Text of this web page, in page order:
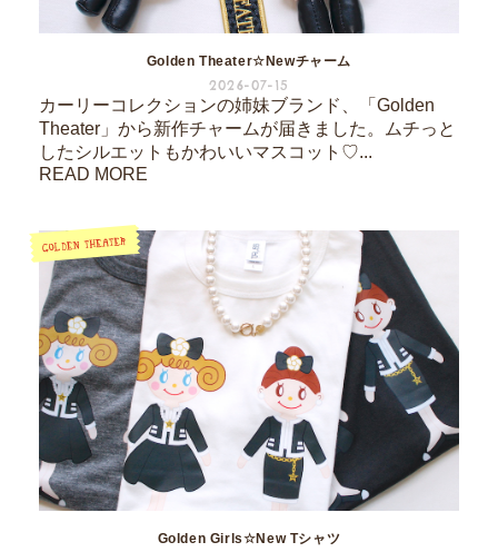
Golden Theater☆Newチャーム
2026-07-15
カーリーコレクションの姉妹ブランド、「Golden
Theater」から新作チャームが届きました。ムチっと
したシルエットもかわいいマスコット♡...
READ MORE
Golden Girls☆New Tシャツ